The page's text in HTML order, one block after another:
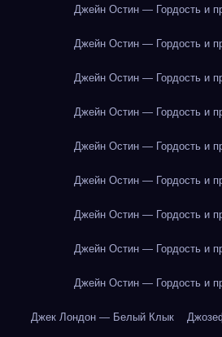
Джейн Остин — Гордость и
Джейн Остин — Гордость и
Джейн Остин — Гордость и
Джейн Остин — Гордость и
Джейн Остин — Гордость и
Джейн Остин — Гордость и
Джейн Остин — Гордость и
Джейн Остин — Гордость и
Джейн Остин — Гордость и
Джек Лондон — Белый Клык